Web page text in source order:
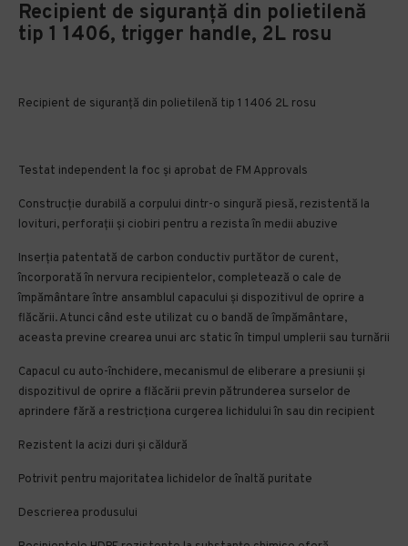
Recipient de siguranță din polietilenă
tip 1 1406, trigger handle, 2L rosu
Recipient de siguranță din polietilenă tip 1 1406 2L rosu
Testat independent la foc și aprobat de FM Approvals
Construcție durabilă a corpului dintr-o singură piesă, rezistentă la
lovituri, perforații și ciobiri pentru a rezista în medii abuzive
Inserția patentată de carbon conductiv purtător de curent,
încorporată în nervura recipientelor, completează o cale de
împământare între ansamblul capacului și dispozitivul de oprire a
flăcării. Atunci când este utilizat cu o bandă de împământare,
aceasta previne crearea unui arc static în timpul umplerii sau turnării
Capacul cu auto-închidere, mecanismul de eliberare a presiunii și
dispozitivul de oprire a flăcării previn pătrunderea surselor de
aprindere fără a restricționa curgerea lichidului în sau din recipient
Rezistent la acizi duri și căldură
Potrivit pentru majoritatea lichidelor de înaltă puritate
Descrierea produsului